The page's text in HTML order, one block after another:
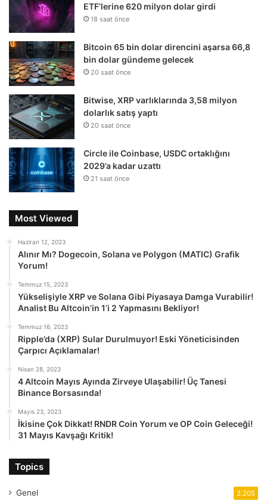
ETF’lerine 620 milyon dolar girdi
18 saat önce
Bitcoin 65 bin dolar direncini aşarsa 66,8
bin dolar gündeme gelecek
20 saat önce
Bitwise, XRP varlıklarında 3,58 milyon
dolarlık satış yaptı
20 saat önce
Circle ile Coinbase, USDC ortaklığını
2029’a kadar uzattı
21 saat önce
Most Viewed
Haziran 12, 2023
Alınır Mı? Dogecoin, Solana ve Polygon (MATIC) Grafik
Yorum!
Temmuz 15, 2023
Yükselişiyle XRP ve Solana Gibi Piyasaya Damga Vurabilir!
Analist Bu Altcoin’in 1’i 2 Yapmasını Bekliyor!
Temmuz 16, 2023
Ripple’da (XRP) Sular Durulmuyor! Eski Yöneticisinden
Çarpıcı Açıklamalar!
Nisan 28, 2023
4 Altcoin Mayıs Ayında Zirveye Ulaşabilir! Üç Tanesi
Binance Borsasında!
Mayıs 23, 2023
İkisine Çok Dikkat! RNDR Coin Yorum ve OP Coin Geleceği!
31 Mayıs Kavşağı Kritik!
Topics
Genel 2.205